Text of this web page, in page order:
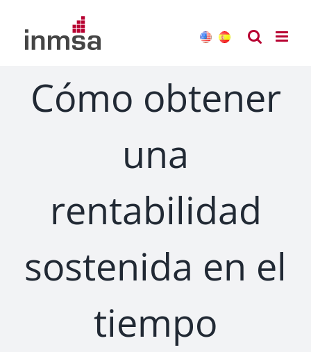
contenido
Cómo obtener
una
rentabilidad
sostenida en el
tiempo